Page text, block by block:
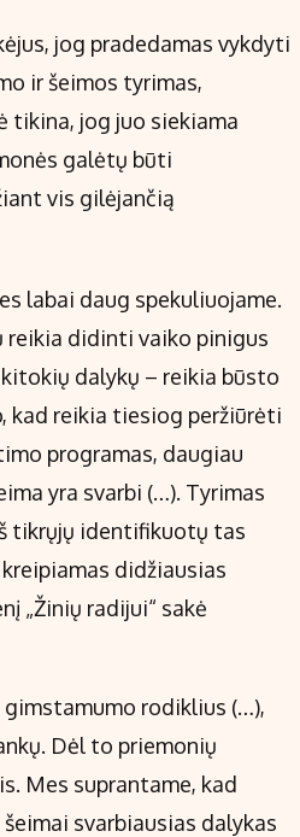
jog pradedamas vykdyti
ir šeimos tyrimas,
tikina, jog juo siekiama
galėtų būti
vis gilėjančią
labai daug spekuliuojame.
reikia didinti vaiko pinigus
dalykų – reikia būsto
kad reikia tiesiog peržiūrėti
programas, daugiau
yra svarbi (…). Tyrimas
tikrųjų identifikuotų tas
didžiausias
„Žinių radijui“ sakė
rodiklius (…),
Dėl to priemonių
Mes suprantame, kad
svarbiausias dalykas